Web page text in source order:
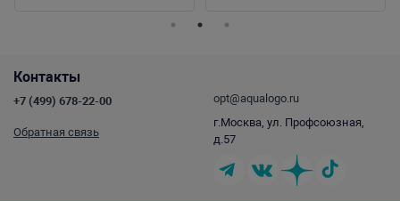
Контакты
+7 (499) 678-22-00
Обратная связь
opt@aqualogo.ru
г.Москва, ул. Профсоюзная,
д.57